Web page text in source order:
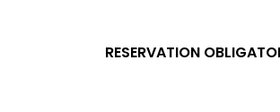
RESERVATION